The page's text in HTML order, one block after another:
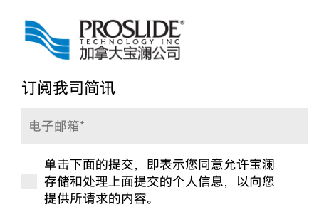
订阅我司简讯
电
单击下面的提交，即表示您同意允许宝澜
存储和处理上面提交的个人信息，以向您
提供所请求的内容。